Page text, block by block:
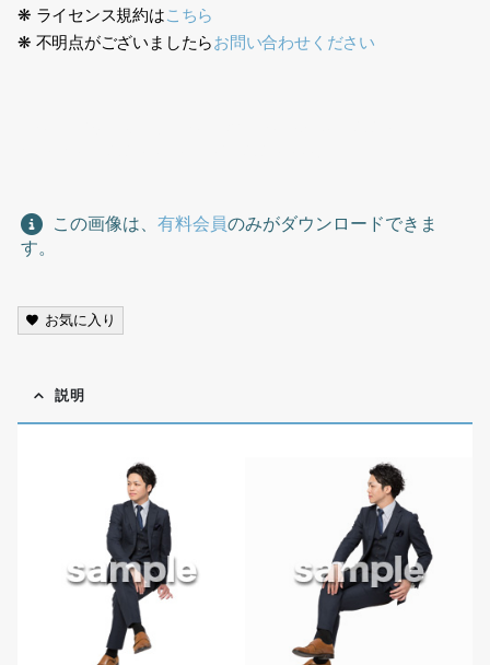
❋ ライセンス規約はこちら
❋ 不明点がございましたらお問い合わせください
この画像は、 有料会員のみがダウンロードできま
す。
お気に入り
説明